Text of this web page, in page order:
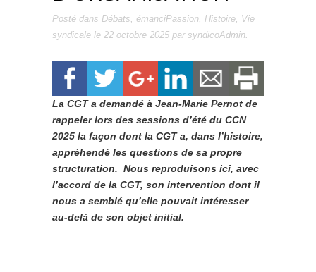
Posté dans Débats, émanciPassion, Histoire, Vie
syndicale le 22 octobre 2025 par syndicoAdmin.
La CGT a demandé à Jean-Marie Pernot de
rappeler lors des sessions d’été du CCN
2025 la façon dont la CGT a, dans l’histoire,
appréhendé les questions de sa propre
structuration. Nous reproduisons ici, avec
l’accord de la CGT, son intervention dont il
nous a semblé qu’elle pouvait intéresser
au-delà de son objet initial.